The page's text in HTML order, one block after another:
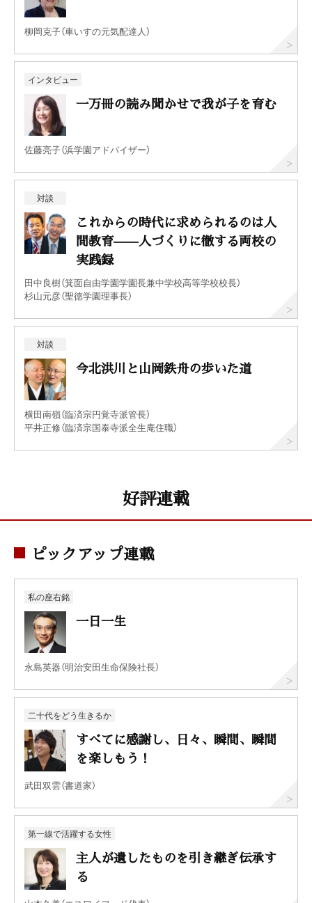
柳岡克子（車いすの元気配達人）
インタビュー
一万冊の読み聞かせで我が子を育む
佐藤亮子（浜学園アドバイザー）
対談
これからの時代に求められるのは人
間教育——人づくりに徹する両校の
実践録
田中良樹（箕面自由学園学園長兼中学校高等学校校長）
杉山元彦（聖徳学園理事長）
対談
今北洪川と山岡鉄舟の歩いた道
横田南嶺（臨済宗円覚寺派管長）
平井正修（臨済宗国泰寺派全生庵住職）
好評連載
ピックアップ連載
私の座右銘
一日一生
永島英器（明治安田生命保険社長）
二十代をどう生きるか
すべてに感謝し、日々、瞬間、瞬間
を楽しもう！
武田双雲（書道家）
第一線で活躍する女性
主人が遺したものを引き継ぎ伝承す
る